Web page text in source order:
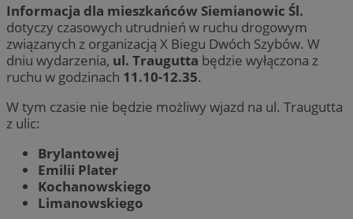
Informacja dla mieszkańców Siemianowic Śl.
dotyczy czasowych utrudnień w ruchu drogowym
związanych z organizacją X Biegu Dwóch Szybów. W
dniu wydarzenia, ul. Traugutta będzie wyłączona z
ruchu w godzinach 11.10-12.35.
W tym czasie nie będzie możliwy wjazd na ul. Traugutta
z ulic:
Brylantowej
Emilii Plater
Kochanowskiego
Limanowskiego